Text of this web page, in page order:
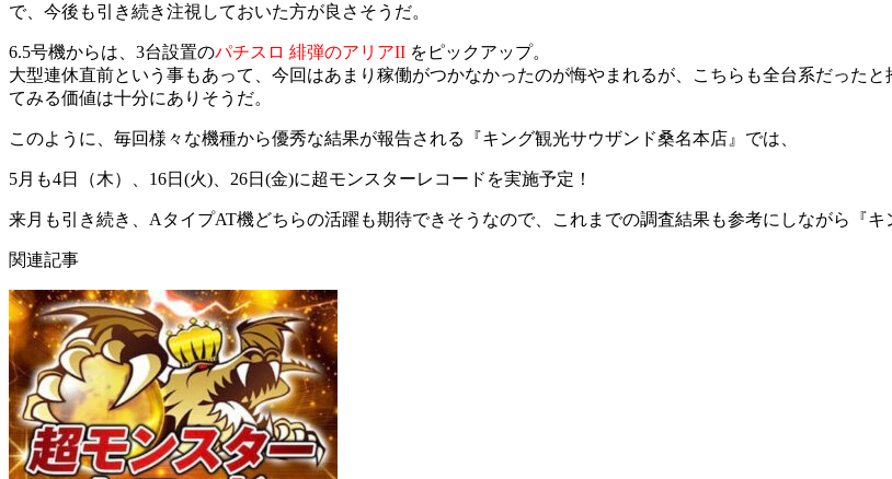
で、今後も引き続き注視しておいた方が良さそうだ。
6.5号機からは、3台設置のパチスロ 緋弾のアリアII をピックアップ。
大型連休直前という事もあって、今回はあまり稼働がつかなかったのが悔やまれるが、こちらも全台系だった
てみる価値は十分にありそうだ。
このように、毎回様々な機種から優秀な結果が報告される『キング観光サウザンド桑名本店』では、
5月も4日（木）、16日(火)、26日(金)に超モンスターレコードを実施予定！
来月も引き続き、AタイプAT機どちらの活躍も期待できそうなので、これまでの調査結果も参考にしながら『
関連記事